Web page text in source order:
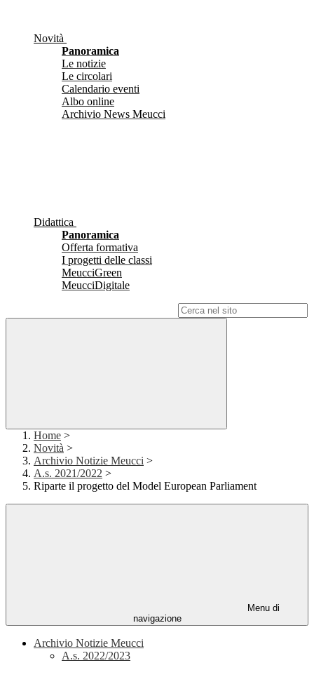
Novità
Panoramica
Le notizie
Le circolari
Calendario eventi
Albo online
Archivio News Meucci
Didattica
Panoramica
Offerta formativa
I progetti delle classi
MeucciGreen
MeucciDigitale
Home >
Novità >
Archivio Notizie Meucci >
A.s. 2021/2022 >
Riparte il progetto del Model European Parliament
Menu di
navigazione
Archivio Notizie Meucci
A.s. 2022/2023